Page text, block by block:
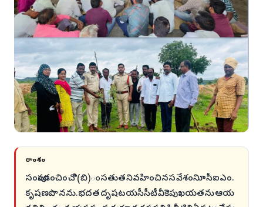
సారాంశం
సంపూండంచించొి(బి)ంసతుతనివహించినసవేశంనిూసీఐఎం.
కృషణపొనను.భదతదృషటయసీసీటీవీకెెపుఖయతనుఆయ